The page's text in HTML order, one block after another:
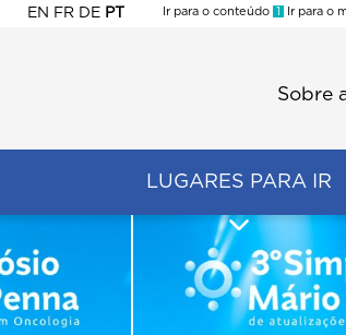
EN FR DE PT
Ir para o conteúdo 1 Ir para o
Sobre
LUGARES PARA IR